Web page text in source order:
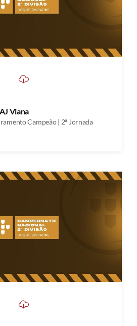
AJ Viana
Campeão | 2ª Jornada